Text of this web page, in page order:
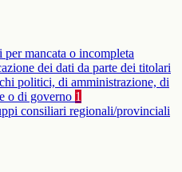
per mancata o incompleta
dei dati da parte dei titolari
politici, di amministrazione, di
o di governo 1
consiliari regionali/provinciali